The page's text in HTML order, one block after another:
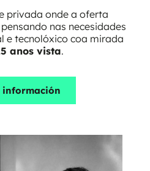
con la mirada
privada onde a oferta
nas necesidades
e tecnolóxico coa mirada
anos vista.